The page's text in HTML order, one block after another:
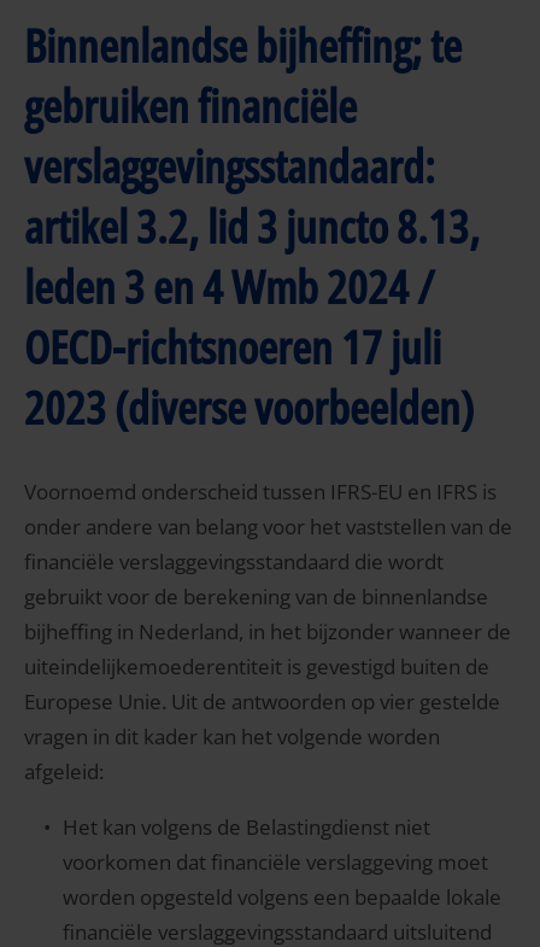
Binnenlandse bijheffing; te
gebruiken financiële
verslaggevingsstandaard:
artikel 3.2, lid 3 juncto 8.13,
leden 3 en 4 Wmb 2024 /
OECD-richtsnoeren 17 juli
2023 (diverse voorbeelden)
Voornoemd onderscheid tussen IFRS-EU en IFRS is
onder andere van belang voor het vaststellen van de
financiële verslaggevingsstandaard die wordt
gebruikt voor de berekening van de binnenlandse
bijheffing in Nederland, in het bijzonder wanneer de
uiteindelijkemoederentiteit is gevestigd buiten de
Europese Unie. Uit de antwoorden op vier gestelde
vragen in dit kader kan het volgende worden
afgeleid:
Het kan volgens de Belastingdienst niet
voorkomen dat financiële verslaggeving moet
worden opgesteld volgens een bepaalde lokale
financiële verslaggevingsstandaard uitsluitend